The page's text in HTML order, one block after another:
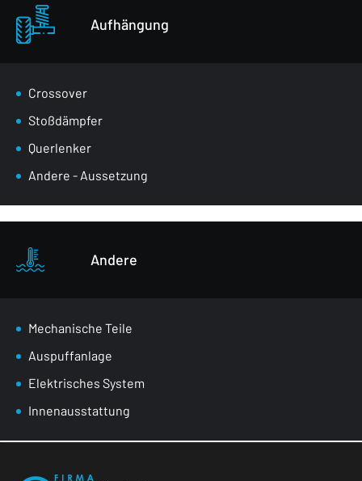
Aufhängung
Crossover
Stoßdämpfer
Querlenker
Andere - Aussetzung
Andere
Mechanische Teile
Auspuffanlage
Elektrisches System
Innenausstattung